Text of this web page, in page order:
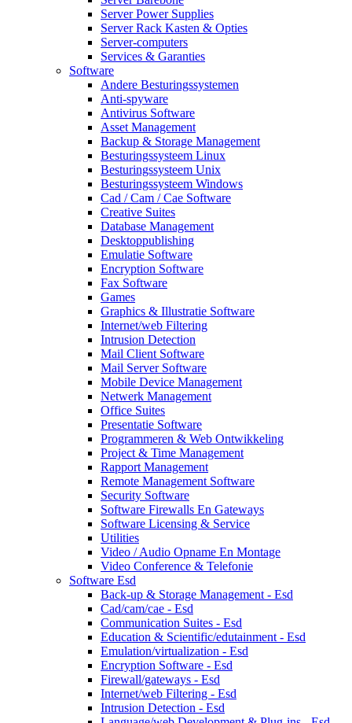
Server Power Supplies
Server Rack Kasten & Opties
Server-computers
Services & Garanties
Software
Andere Besturingssystemen
Anti-spyware
Antivirus Software
Asset Management
Backup & Storage Management
Besturingssysteem Linux
Besturingssysteem Unix
Besturingssysteem Windows
Cad / Cam / Cae Software
Creative Suites
Database Management
Desktoppublishing
Emulatie Software
Encryption Software
Fax Software
Games
Graphics & Illustratie Software
Internet/web Filtering
Intrusion Detection
Mail Client Software
Mail Server Software
Mobile Device Management
Netwerk Management
Office Suites
Presentatie Software
Programmeren & Web Ontwikkeling
Project & Time Management
Rapport Management
Remote Management Software
Security Software
Software Firewalls En Gateways
Software Licensing & Service
Utilities
Video / Audio Opname En Montage
Video Conference & Telefonie
Software Esd
Back-up & Storage Management - Esd
Cad/cam/cae - Esd
Communication Suites - Esd
Education & Scientific/edutainment - Esd
Emulation/virtualization - Esd
Encryption Software - Esd
Firewall/gateways - Esd
Internet/web Filtering - Esd
Intrusion Detection - Esd